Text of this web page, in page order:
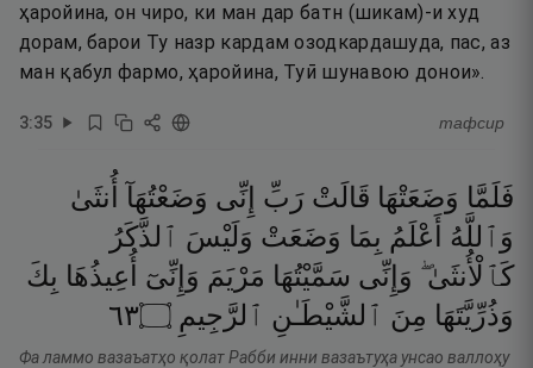
ҳаройина, он чиро, ки ман дар батн (шикам)-и худ
дорам, барои Ту назр кардам озодкардашуда, пас, аз
ман қабул фармо, ҳаройина, Туӣ шунавою донои».
3:35 тафсир
فَلَمَّا وَضَعَتْهَا قَالَتْ رَبِّ إِنِّى وَضَعْتُهَآ
أُنثَىٰ
وَٱللَّهُ
أَعْلَمُ بِمَا وَضَعَتْ وَلَيْسَ ٱلذَّكَرُ
كَٱلْأُنثَىٰ ۖ وَإِنِّى سَمَّيْتُهَا مَرْيَمَ وَإِنِّىٓ أُعِيذُهَا بِكَ
وَذُرِّيَّتَهَا مِنَ ٱلشَّيْطَـٰنِ ٱلرَّجِيمِ ۝٣٦
Фа ламмо вазаъатҳо қолат Рабби инни вазаътуҳа унсао валлоҳу